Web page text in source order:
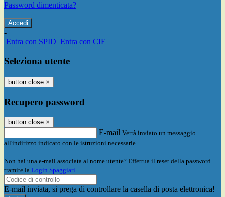
Password dimenticata?
-
Entra con SPID Entra con CIE
Seleziona utente
button close ×
Recupero password
button close ×
E-mail Verrà inviato un messaggio
all'indirizzo indicato con le istruzioni necessarie.
Non hai una e-mail associata al nome utente? Effettua il reset della password
tramite la Login Spaggiari
E-mail inviata, si prega di controllare la casella di posta elettronica!